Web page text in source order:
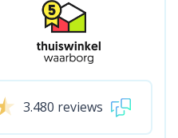
3.480 reviews